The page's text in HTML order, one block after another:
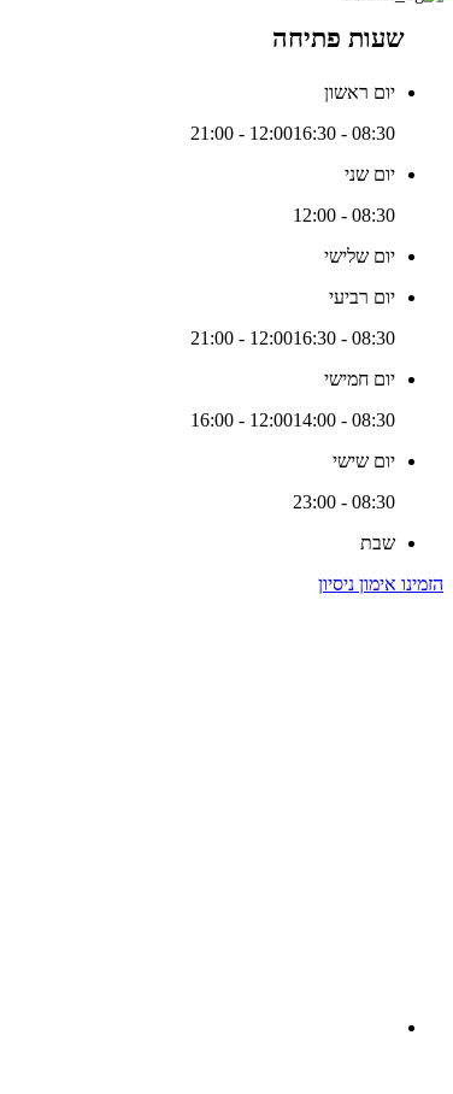
שעות פתיחה
יום ראשון
08:30 - 12:00
16:30 - 21:00
יום שני
08:30 - 12:00
יום שלישי
יום רביעי
08:30 - 12:00
16:30 - 21:00
יום חמישי
08:30 - 12:00
14:00 - 16:00
יום שישי
08:30 - 23:00
שבת
הזמינו אימון ניסיון